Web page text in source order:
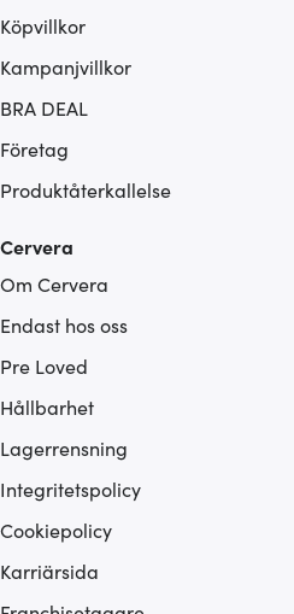
Köpvillkor
Kampanjvillkor
BRA DEAL
Företag
Produktåterkallelse
Cervera
Om Cervera
Endast hos oss
Pre Loved
Hållbarhet
Lagerrensning
Integritetspolicy
Cookiepolicy
Karriärsida